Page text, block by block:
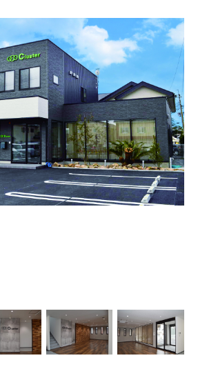
【受付時間】9:00〜17:00
4350
ルでのお問い合わせ